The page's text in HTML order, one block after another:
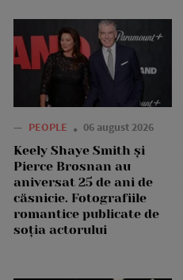
— PEOPLE 06 august 2026
Keely Shaye Smith și
Pierce Brosnan au
aniversat 25 de ani de
căsnicie. Fotografiile
romantice publicate de
soția actorului